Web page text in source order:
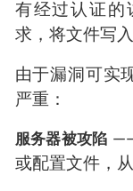
有经过认证的
求，将文件写
由于漏洞可实
严重：
服务器被攻陷
或配置文件，